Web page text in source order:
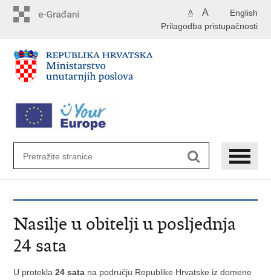
English
A A
Prilagodba pristupačnosti
Nasilje u obitelji u posljednja
24 sata
U protekla24 sata na području Republike Hrvatske iz domene